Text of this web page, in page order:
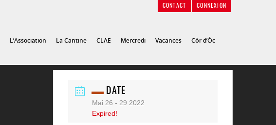
CONTACT CONNEXION
L’Association La Cantine CLAE Mercredi Vacances Còr d’Òc
DATE
Mai 26 - 29 2022
Expired!